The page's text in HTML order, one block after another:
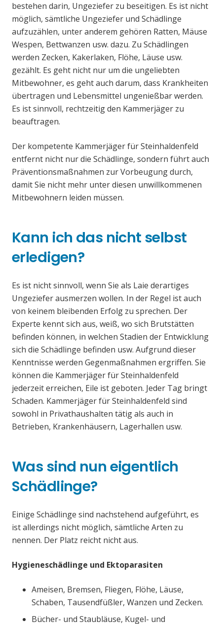
bestehen darin, Ungeziefer zu beseitigen. Es ist nicht
möglich, sämtliche Ungeziefer und Schädlinge
aufzuzählen, unter anderem gehören Ratten, Mäuse
Wespen, Bettwanzen usw. dazu. Zu Schädlingen
werden Zecken, Kakerlaken, Flöhe, Läuse usw.
gezählt. Es geht nicht nur um die ungeliebten
Mitbewohner, es geht auch darum, dass Krankheiten
übertragen und Lebensmittel ungenießbar werden.
Es ist sinnvoll, rechtzeitig den Kammerjäger zu
beauftragen.
Der kompetente Kammerjäger für Steinhaldenfeld
entfernt nicht nur die Schädlinge, sondern führt auch
Präventionsmaßnahmen zur Vorbeugung durch,
damit Sie nicht mehr unter diesen unwillkommenen
Mitbewohnern leiden müssen.
Kann ich das nicht selbst
erledigen?
Es ist nicht sinnvoll, wenn Sie als Laie derartiges
Ungeziefer ausmerzen wollen. In der Regel ist auch
von keinem bleibenden Erfolg zu sprechen. Der
Experte kennt sich aus, weiß, wo sich Brutstätten
befinden können, in welchen Stadien der Entwicklung
sich die Schädlinge befinden usw. Aufgrund dieser
Kenntnisse werden Gegenmaßnahmen ergriffen. Sie
können die Kammerjäger für Steinhaldenfeld
jederzeit erreichen, Eile ist geboten. Jeder Tag bringt
Schaden. Kammerjäger für Steinhaldenfeld sind
sowohl in Privathaushalten tätig als auch in
Betrieben, Krankenhäusern, Lagerhallen usw.
Was sind nun eigentlich
Schädlinge?
Einige Schädlinge sind nachstehend aufgeführt, es
ist allerdings nicht möglich, sämtliche Arten zu
nennen. Der Platz reicht nicht aus.
Hygieneschädlinge und Ektoparasiten
Ameisen, Bremsen, Fliegen, Flöhe, Läuse,
Schaben, Tausendfüßler, Wanzen und Zecken.
Bücher- und Staubläuse, Kugel- und